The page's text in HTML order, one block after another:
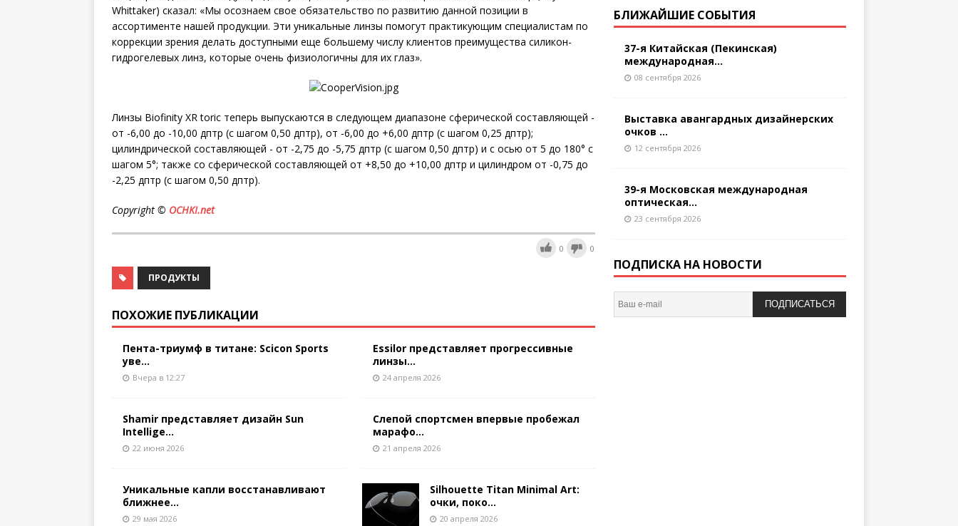
Whittaker) сказал: «Мы осознаем свое обязательство по развитию данной позиции в
ассортименте нашей продукции. Эти уникальные линзы помогут практикующим специалистам по
коррекции зрения делать доступными еще большему числу клиентов преимущества силикон-
гидрогелевых линз, которые очень физиологичны для их глаз».
Линзы Biofinity XR toric теперь выпускаются в следующем диапазоне сферической составляющей -
от -6,00 до -10,00 дптр (с шагом 0,50 дптр), от -6,00 до +6,00 дптр (с шагом 0,25 дптр);
цилиндрической составляющей - от -2,75 до -5,75 дптр (с шагом 0,50 дптр) и с осью от 5 до 180° с
шагом 5°; также со сферической составляющей от +8,50 до +10,00 дптр и цилиндром от -0,75 до
-2,25 дптр (с шагом 0,50 дптр).
Copyright © OCHKI.net
0 0
ПРОДУКТЫ
ПОХОЖИЕ ПУБЛИКАЦИИ
Пента-триумф в титане: Scicon Sports
уве...
Вчера в 12:27
Shamir представляет дизайн Sun
Intellige...
22 июня 2026
Уникальные капли восстанавливают
ближнее...
29 мая 2026
Essilor представляет прогрессивные
линзы...
24 апреля 2026
Слепой спортсмен впервые пробежал
марафо...
21 апреля 2026
Silhouette Titan Minimal Art:
очки, поко...
20 апреля 2026
БЛИЖАЙШИЕ СОБЫТИЯ
37-я Китайская (Пекинская)
международная...
08 сентября 2026
Выставка авангардных дизайнерских
очков ...
12 сентября 2026
39-я Московская международная
оптическая...
23 сентября 2026
ПОДПИСКА НА НОВОСТИ
ПОДПИСАТЬСЯ